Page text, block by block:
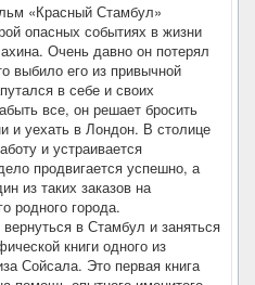
«Красный Стамбул»
опасных событиях в жизни
Очень давно он потерял
выбило его из привычной
в себе и своих
все, он решает бросить
и уехать в Лондон. В столице
и устраивается
продвигается успешно, а
из таких заказов на
родного города.
в Стамбул и заняться
книги одного из
Сойсала. Это первая книга